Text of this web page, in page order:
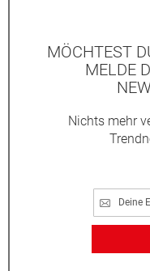
MÖCHTEST
MELDE
Nichts mehr